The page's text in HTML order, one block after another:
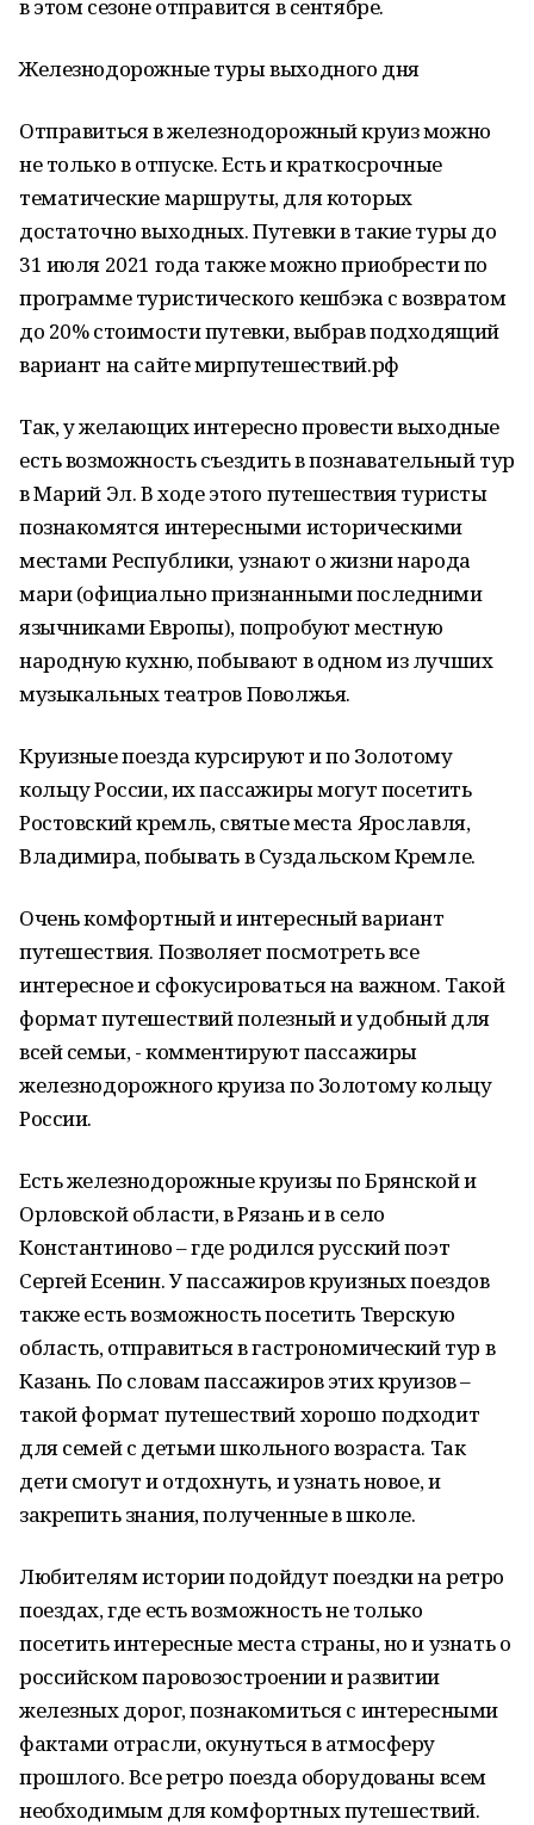
в этом сезоне отправится в сентябре.
Железнодорожные туры выходного дня
Отправиться в железнодорожный круиз можно
не только в отпуске. Есть и краткосрочные
тематические маршруты, для которых
достаточно выходных. Путевки в такие туры до
31 июля 2021 года также можно приобрести по
программе туристического кешбэка с возвратом
до 20% стоимости путевки, выбрав подходящий
вариант на сайте мирпутешествий.рф
Так, у желающих интересно провести выходные
есть возможность съездить в познавательный тур
в Марий Эл. В ходе этого путешествия туристы
познакомятся интересными историческими
местами Республики, узнают о жизни народа
мари (официально признанными последними
язычниками Европы), попробуют местную
народную кухню, побывают в одном из лучших
музыкальных театров Поволжья.
Круизные поезда курсируют и по Золотому
кольцу России, их пассажиры могут посетить
Ростовский кремль, святые места Ярославля,
Владимира, побывать в Суздальском Кремле.
Очень комфортный и интересный вариант
путешествия. Позволяет посмотреть все
интересное и сфокусироваться на важном. Такой
формат путешествий полезный и удобный для
всей семьи, - комментируют пассажиры
железнодорожного круиза по Золотому кольцу
России.
Есть железнодорожные круизы по Брянской и
Орловской области, в Рязань и в село
Константиново – где родился русский поэт
Сергей Есенин. У пассажиров круизных поездов
также есть возможность посетить Тверскую
область, отправиться в гастрономический тур в
Казань. По словам пассажиров этих круизов –
такой формат путешествий хорошо подходит
для семей с детьми школьного возраста. Так
дети смогут и отдохнуть, и узнать новое, и
закрепить знания, полученные в школе.
Любителям истории подойдут поездки на ретро
поездах, где есть возможность не только
посетить интересные места страны, но и узнать о
российском паровозостроении и развитии
железных дорог, познакомиться с интересными
фактами отрасли, окунуться в атмосферу
прошлого. Все ретро поезда оборудованы всем
необходимым для комфортных путешествий.